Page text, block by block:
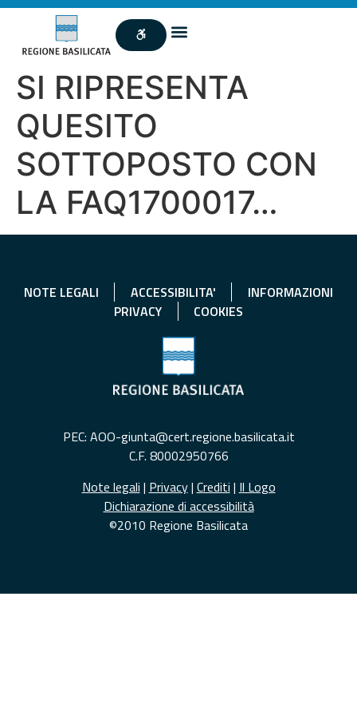
SI RIPRESENTA
QUESITO
SOTTOPOSTO CON
LA FAQ1700017…
NOTE LEGALI ACCESSIBILITA'
INFORMAZIONI
PRIVACY
COOKIES
PEC: AOO-giunta@cert.regione.basilicata.it
C.F. 80002950766
Note legali | Privacy| Crediti | Il Logo
Dichiarazione di accessibilità
©2010 Regione Basilicata